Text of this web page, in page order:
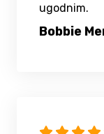
ugodnim.
Bobbie